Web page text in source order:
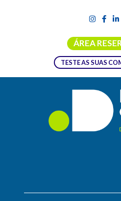
ÁREA
TESTE AS SUAS
PROGRAMADOR/A
Efetuar a análise de sistemas, a